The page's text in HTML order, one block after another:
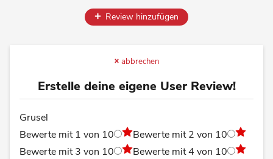
Review hinzufügen
abbrechen
Erstelle deine eigene User Review!
Grusel
Bewerte mit 1 von 10
Bewerte mit 2 von 10
Bewerte mit 3 von 10
Bewerte mit 4 von 10